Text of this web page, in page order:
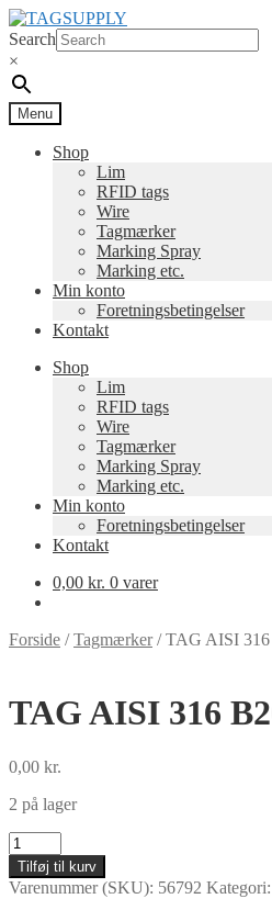
Spring
til
navigation
Spring
til
indhold
Search
×
Menu
Shop
Lim
RFID tags
Wire
Tagmærker
Marking Spray
Marking etc.
Min konto
Foretningsbetingelser
Kontakt
Shop
Lim
RFID tags
Wire
Tagmærker
Marking Spray
Marking etc.
Min konto
Foretningsbetingelser
Kontakt
0,00 kr. 0 varer
Forside /Tagmærker/TAG AISI
TAG AISI 316
0,00 kr.
2 på lager
TAG
AISI
316
B200
Tilføj til kurv
Varenummer (SKU): 56792 Kategori: